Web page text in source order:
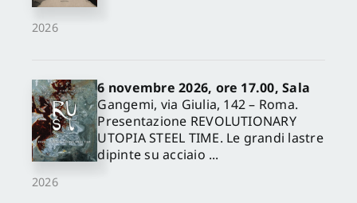
2026
2026
6 novembre 2026, ore 17.00, Sala
Gangemi, via Giulia, 142 – Roma.
Presentazione REVOLUTIONARY
UTOPIA STEEL TIME. Le grandi lastre
dipinte su acciaio ...